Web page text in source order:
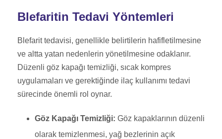
Blefaritin Tedavi Yöntemleri
Blefarit tedavisi, genellikle belirtilerin hafifletilmesine
ve altta yatan nedenlerin yönetilmesine odaklanır.
Düzenli göz kapağı temizliği, sıcak kompres
uygulamaları ve gerektiğinde ilaç kullanımı tedavi
sürecinde önemli rol oynar.
Göz Kapağı Temizliği: Göz kapaklarının düzenli
olarak temizlenmesi, yağ bezlerinin açık